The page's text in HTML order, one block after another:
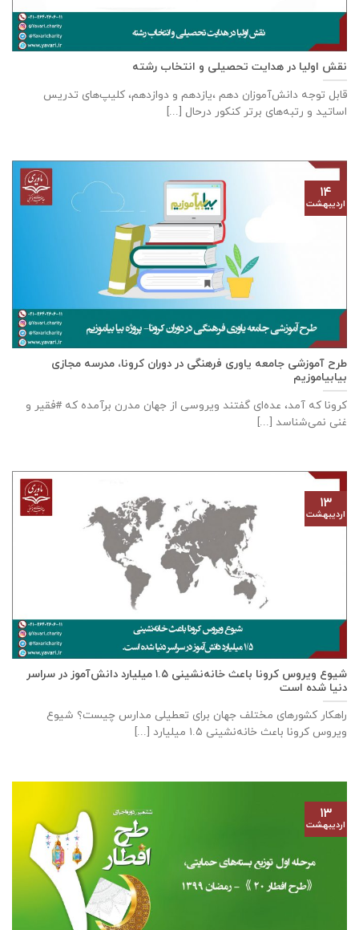
نقش اولیا در هدایت تحصیلی و انتخاب رشته
قابل توجه دانش‌آموزان دهم ،یازدهم و دوازدهم، کلیپ‌های تدریس
اساتید و رتبه‌های برتر کنکور درحال [...]
طرح آموزشی جامعه یاوری فرهنگی در دوران کرونا، مدرسه مجازی
بیابیاموزیم
کرونا که آمد، عده‌ای گفتند ویروسی از جهان مدرن برآمده که #فقیر و
غنی نمی‌شناسد [...]
۱۴
اردیبهشت
شیوع ویروس کرونا باعث خانه‌نشینی ۱.۵ میلیارد دانش‌آموز در سراسر
دنیا شده است
راهکار کشورهای مختلف جهان برای تعطیلی مدارس چیست؟ شیوع
ویروس کرونا باعث خانه‌نشینی ۱.۵ میلیارد [...]
۱۳
اردیبهشت
۱۳
اردیبهشت